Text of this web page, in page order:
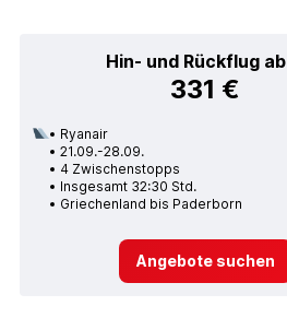
Hin- und Rückflug ab
331 €
Ryanair
21.09.-28.09.
4 Zwischenstopps
Insgesamt 32:30 Std.
Griechenland bis Paderborn
Angebote suchen